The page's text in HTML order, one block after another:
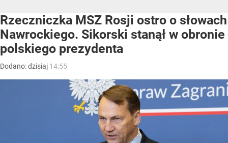
Rzeczniczka MSZ Rosji ostro o słowach
Nawrockiego. Sikorski stanął w obronie
polskiego prezydenta
Dodano:dzisiaj 14:55